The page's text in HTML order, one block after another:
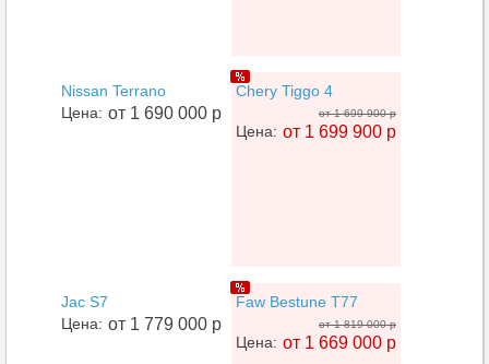
Nissan Terrano
от 1 690 000 р
Цена:
Chery Tiggo 4
от 1 699 900 р
от 1 699 900 р
Цена:
Jac S7
от 1 779 000 р
Цена:
Faw Bestune T77
от 1 819 000 р
от 1 669 000 р
Цена: